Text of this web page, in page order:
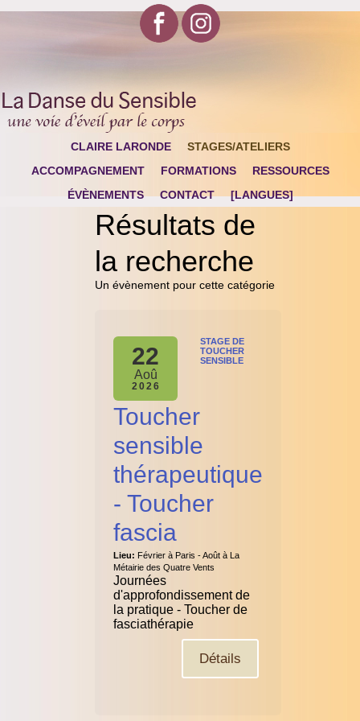
CLAIRE LARONDE
STAGES/ATELIERS
ACCOMPAGNEMENT
FORMATIONS
RESSOURCES
ÉVÈNEMENTS
CONTACT [LANGUES]
Résultats de
la recherche
Un évènement pour cette catégorie
22
Aoû
2026
STAGE DE
TOUCHER
SENSIBLE
Toucher
sensible
thérapeutique
- Toucher
fascia
Lieu: Février à Paris - Août à La
Métairie des Quatre Vents
Journées
d'approfondissement de
la pratique - Toucher de
fasciathérapie
Détails